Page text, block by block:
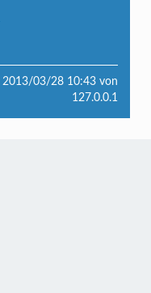
2013/03/28 10:43 von
127.0.0.1